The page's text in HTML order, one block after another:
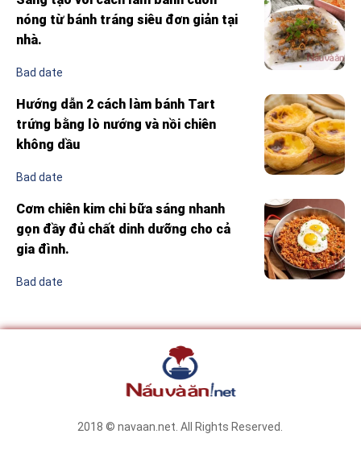
nóng từ bánh tráng siêu đơn giản tại
nhà.
Bad date
Hướng dẫn 2 cách làm bánh Tart
trứng bằng lò nướng và nồi chiên
không dầu
Bad date
Cơm chiên kim chi bữa sáng nhanh
gọn đầy đủ chất dinh dưỡng cho cả
gia đình.
Bad date
2018 © navaan.net. All Rights Reserved.